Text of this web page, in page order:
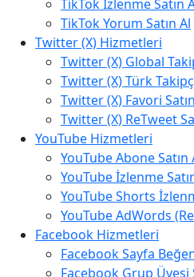
TikTok İzlenme Satın
TikTok Yorum Satın Al
Twitter (X) Hizmetleri
Twitter (X) Global
Twitter (X) Türk
Twitter (X) Favori
Twitter (X) ReTweet
YouTube Hizmetleri
YouTube Abone Satın
YouTube İzlenme
YouTube Shorts
YouTube AdWords
Facebook Hizmetleri
Facebook Sayfa
Facebook Grup Üyesi